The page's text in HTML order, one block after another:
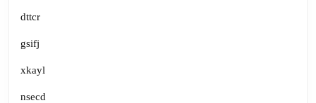
dttcr
gsifj
xkayl
nsecd